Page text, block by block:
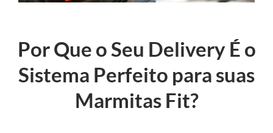
Por Que o Seu Delivery É o
Sistema Perfeito para suas
Marmitas Fit?